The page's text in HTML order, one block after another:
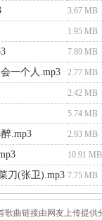
3.67 MB
1.95 MB
7.89 MB
一个人.mp3 2.77 MB
2.42 MB
5.74 MB
.mp3 2.93 MB
10.91 MB
刀(张卫).mp3 7.75 MB
歌曲链接由网友上传提供